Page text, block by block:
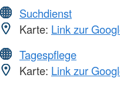
Suchdienst
Karte: Link zur
Tagespflege
Karte: Link zur